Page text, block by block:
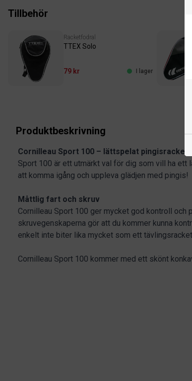
Tillbehör
Racketfodral
TTEX Solo
79 kr I lager
Produktbeskrivning
Cornilleau Sport 100 – lättspelat pingisracket
Sport 100 är ett utmärkt val för dig som vill ha
att komma igång och uppleva glädjen med pingis!
Måttlig fart och skruv
Cornilleau Sport 100 ger mycket god kontroll och
skruvegenskaperna gör att du kommer kunna
enkelt inte biter lika mycket som ett
Cornilleau Sport 100 kommer med ett skönt